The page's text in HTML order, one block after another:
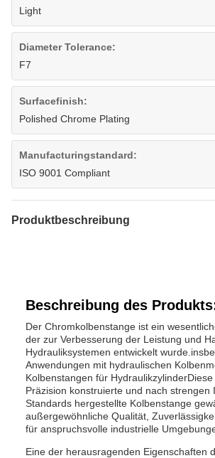
Light
Diameter Tolerance:
F7
Surfacefinish:
Polished Chrome Plating
Manufacturingstandard:
ISO 9001 Compliant
Produktbeschreibung
Beschreibung des
Der Chromkolbenstange ist ein
der zur Verbesserung der Leistung und
Hydrauliksystemen entwickelt
Anwendungen mit hydraulischen
Kolbenstangen für
Präzision konstruierte und nach strengen
Standards hergestellte Kolbenstange
außergewöhnliche Qualität,
für anspruchsvolle industrielle
Eine der herausragenden Eigenschaften